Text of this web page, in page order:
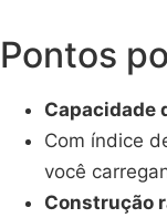
Pontos
Capacidade
Com índice
você
Construção